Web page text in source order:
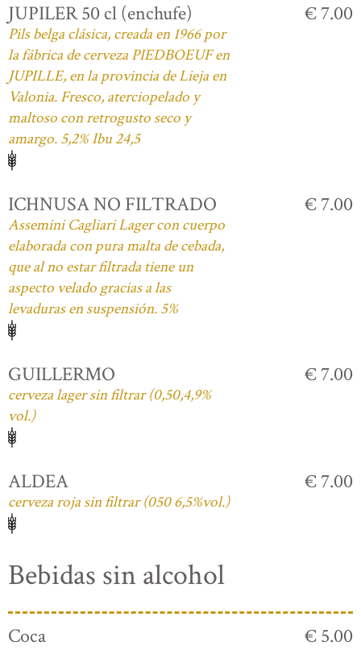
JUPILER 50 cl (enchufe)
Pils belga clásica, creada en 1966 por
la fábrica de cerveza PIEDBOEUF en
JUPILLE, en la provincia de Lieja en
Valonia. Fresco, aterciopelado y
maltoso con retrogusto seco y
amargo. 5,2% Ibu 24,5
€ 7.00
ICHNUSA NO FILTRADO
Assemini Cagliari Lager con cuerpo
elaborada con pura malta de cebada,
que al no estar filtrada tiene un
aspecto velado gracias a las
levaduras en suspensión. 5%
€ 7.00
GUILLERMO
cerveza lager sin filtrar (0,50,4,9%
vol.)
€ 7.00
ALDEA
cerveza roja sin filtrar (050 6,5%vol.)
€ 7.00
Bebidas sin alcohol
Coca
€ 5.00